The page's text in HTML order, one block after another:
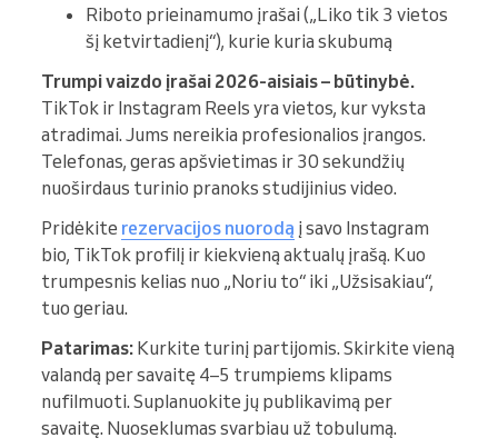
Riboto prieinamumo įrašai („Liko tik 3 vietos
šį ketvirtadienį“), kurie kuria skubumą
Trumpi vaizdo įrašai 2026-aisiais – būtinybė.
TikTok ir Instagram Reels yra vietos, kur vyksta
atradimai. Jums nereikia profesionalios įrangos.
Telefonas, geras apšvietimas ir 30 sekundžių
nuoširdaus turinio pranoks studijinius video.
Pridėkite rezervacijos nuorodą į savo Instagram
bio, TikTok profilį ir kiekvieną aktualų įrašą. Kuo
trumpesnis kelias nuo „Noriu to“ iki „Užsisakiau“,
tuo geriau.
Patarimas: Kurkite turinį partijomis. Skirkite vieną
valandą per savaitę 4–5 trumpiems klipams
nufilmuoti. Suplanuokite jų publikavimą per
savaitę. Nuoseklumas svarbiau už tobulumą.